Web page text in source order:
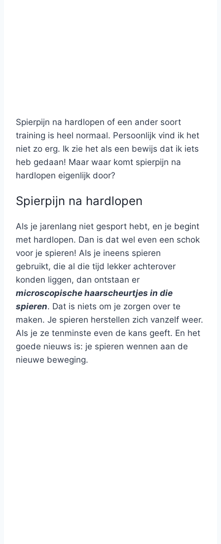
Spierpijn na hardlopen of een ander soort
training is heel normaal. Persoonlijk vind ik het
niet zo erg. Ik zie het als een bewijs dat ik iets
heb gedaan! Maar waar komt spierpijn na
hardlopen eigenlijk door?
Spierpijn na hardlopen
Als je jarenlang niet gesport hebt, en je begint
met hardlopen. Dan is dat wel even een schok
voor je spieren! Als je ineens spieren
gebruikt, die al die tijd lekker achterover
konden liggen, dan ontstaan er
microscopische haarscheurtjes in die
spieren. Dat is niets om je zorgen over te
maken. Je spieren herstellen zich vanzelf weer.
Als je ze tenminste even de kans geeft. En het
goede nieuws is: je spieren wennen aan de
nieuwe beweging.